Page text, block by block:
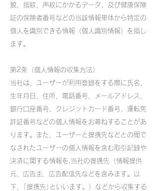
貌，指紋，声紋にかかるデータ，及び健康保険
証の保険者番号などの当該情報単体から特定の
個人を識別できる情報（個人識別情報）を指し
ます。
第2条（個人情報の収集方法）
当社は，ユーザーが利用登録をする際に氏名，
生年月日，住所，電話番号，メールアドレス，
銀行口座番号，クレジットカード番号，運転免
許証番号などの個人情報をお尋ねすることがあ
ります。また，ユーザーと提携先などとの間で
なされたユーザーの個人情報を含む取引記録や
決済に関する情報を,当社の提携先（情報提供
元，広告主，広告配信先などを含みます。以
下，｢提携先｣といいます。）などから収集する